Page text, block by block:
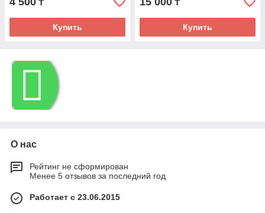
₸
Купить
₸
Купить
О нас
Рейтинг не сформирован
Менее 5 отзывов за последний год
Работает с 23.06.2015